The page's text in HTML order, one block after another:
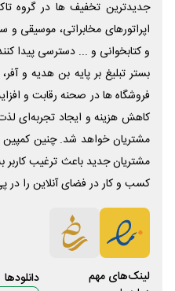
جدیدترین تخفیف ها در گروه
اپراتورهای مخابراتی، موسیقی
و کتابخوانی و ... دسترسی پیدا
بستر تبلیغ بر پایه بن هدیه و
فروشگاه ها در صحنه رقابت و
کاهش هزینه و ایجاد تجربه‌ای
مشتریان خواهد شد. چنین
مشتریان جدید باعث ترغیب
کسب و کار در فضای آنلاین را
لینک‌های مهم
دانلود‌ها